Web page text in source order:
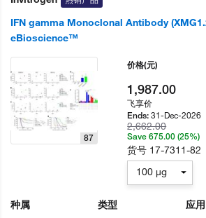
IFN gamma Monoclonal Antibody
eBioscience™
87
种属
类型
应用
价格(元)
1,987.00
飞享价
Ends:31-Dec-2026
2,662.00
Save 675.00 (25%)
货号 17-7311-82
100 µg